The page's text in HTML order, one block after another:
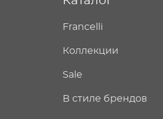
Francelli
Коллекции
Sale
В стиле брендов